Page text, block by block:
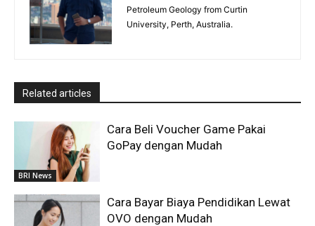
Petroleum Geology from Curtin
University, Perth, Australia.
Related articles
BRI News
Cara Beli Voucher Game Pakai
GoPay dengan Mudah
Cara Bayar Biaya Pendidikan Lewat
OVO dengan Mudah